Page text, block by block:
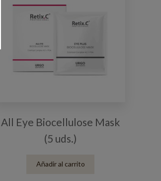
All Eye Biocellulose Mask
(5 uds.)
Añadir al carrito